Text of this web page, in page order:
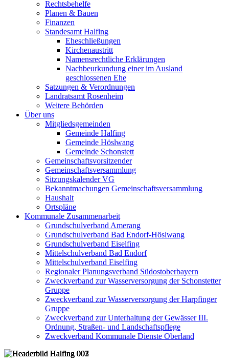
Rechtsbehelfe
Planen & Bauen
Finanzen
Standesamt Halfing
Eheschließungen
Kirchenaustritt
Namensrechtliche Erklärungen
Nachbeurkundung einer im Ausland
geschlossenen Ehe
Satzungen & Verordnungen
Landratsamt Rosenheim
Weitere Behörden
Über uns
Mitgliedsgemeinden
Gemeinde Halfing
Gemeinde Höslwang
Gemeinde Schonstett
Gemeinschaftsvorsitzender
Gemeinschaftsversammlung
Sitzungskalender VG
Bekanntmachungen Gemeinschaftsversammlung
Haushalt
Ortspläne
Kommunale Zusammenarbeit
Grundschulverband Amerang
Grundschulverband Bad Endorf-Höslwang
Grundschulverband Eiselfing
Mittelschulverband Bad Endorf
Mittelschulverband Eiselfing
Regionaler Planungsverband Südostoberbayern
Zweckverband zur Wasserversorgung der Schonstetter
Gruppe
Zweckverband zur Wasserversorgung der Harpfinger
Gruppe
Zweckverband zur Unterhaltung der Gewässer III.
Ordnung, Straßen- und Landschaftspflege
Zweckverband Kommunale Dienste Oberland